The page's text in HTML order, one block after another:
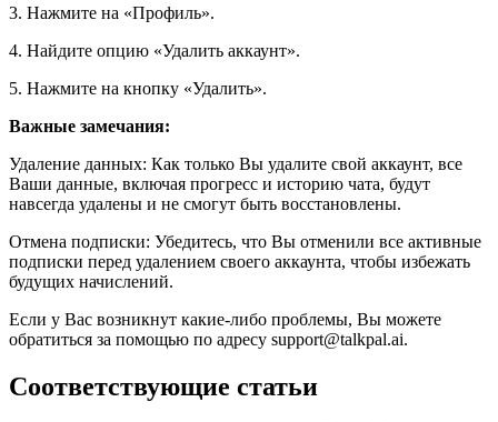
3. Нажмите на «Профиль».
4. Найдите опцию «Удалить аккаунт».
5. Нажмите на кнопку «Удалить».
Важные замечания:
Удаление данных: Как только Вы удалите свой аккаунт, все
Ваши данные, включая прогресс и историю чата, будут
навсегда удалены и не смогут быть восстановлены.
Отмена подписки: Убедитесь, что Вы отменили все активные
подписки перед удалением своего аккаунта, чтобы избежать
будущих начислений.
Если у Вас возникнут какие-либо проблемы, Вы можете
обратиться за помощью по адресу support@talkpal.ai.
Соответствующие статьи